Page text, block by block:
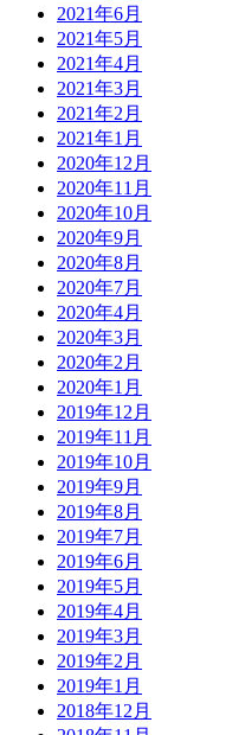
2021年6月
2021年5月
2021年4月
2021年3月
2021年2月
2021年1月
2020年12月
2020年11月
2020年10月
2020年9月
2020年8月
2020年7月
2020年4月
2020年3月
2020年2月
2020年1月
2019年12月
2019年11月
2019年10月
2019年9月
2019年8月
2019年7月
2019年6月
2019年5月
2019年4月
2019年3月
2019年2月
2019年1月
2018年12月